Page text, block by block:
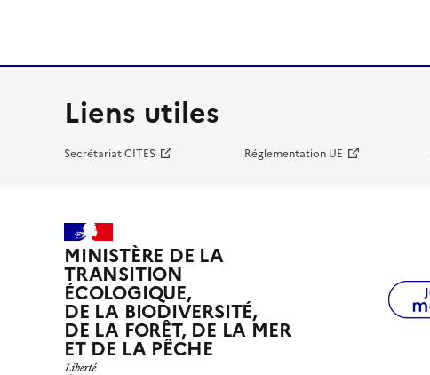
Liens utiles
Secrétariat CITES Réglementation UE
MINISTÈRE DE LA
TRANSITION
ÉCOLOGIQUE,
DE LA BIODIVERSITÉ,
DE LA FORÊT, DE LA MER
ET DE LA PÊCHE